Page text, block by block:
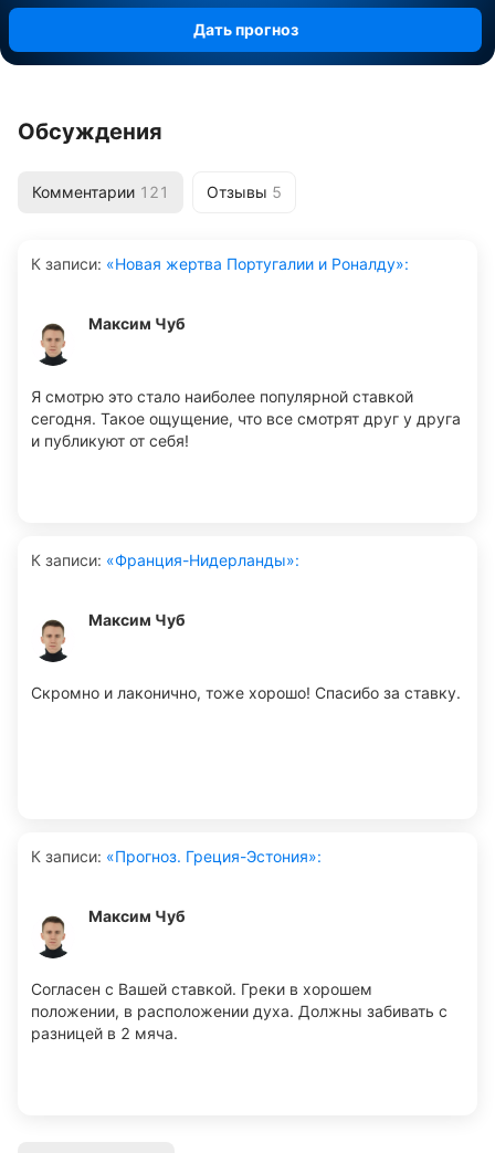
Дать прогноз
Обсуждения
Комментарии 121 Отзывы 5
К записи: «Новая жертва Португалии и Роналду»:
Максим Чуб
Я смотрю это стало наиболее популярной ставкой
сегодня. Такое ощущение, что все смотрят друг у друга
и публикуют от себя!
К записи: «Франция-Нидерланды»:
Максим Чуб
Скромно и лаконично, тоже хорошо! Спасибо за ставку.
К записи: «Прогноз. Греция-Эстония»:
Максим Чуб
Согласен с Вашей ставкой. Греки в хорошем
положении, в расположении духа. Должны забивать с
разницей в 2 мяча.